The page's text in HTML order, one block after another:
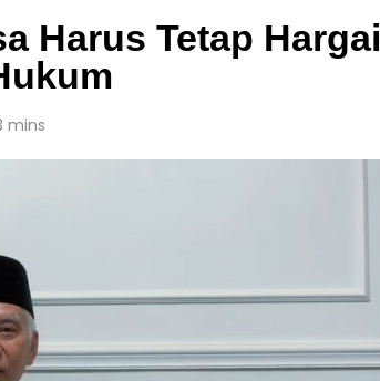
Harus Tetap Hargai
mins